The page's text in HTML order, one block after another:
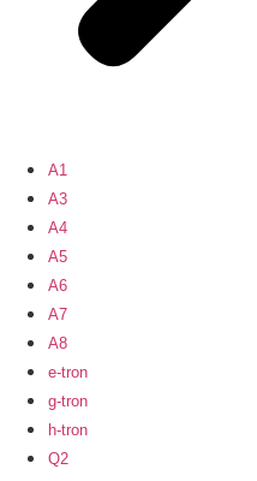
A1
A3
A4
A5
A6
A7
A8
e-tron
g-tron
h-tron
Q2